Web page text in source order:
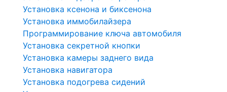
Установка ксенона и биксенона
Установка иммобилайзера
Программирование ключа автомобиля
Установка секретной кнопки
Установка камеры заднего вида
Установка навигатора
Установка подогрева сидений